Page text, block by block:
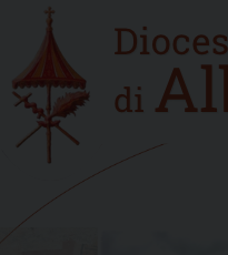
content
Home
new